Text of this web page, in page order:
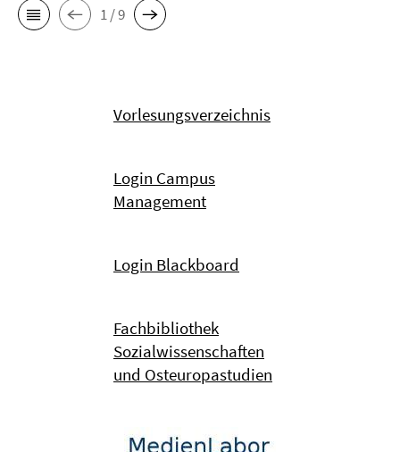
1 / 9
Vorlesungsverzeichnis
Login Campus
Management
Login Blackboard
Fachbibliothek
Sozialwissenschaften
und Osteuropastudien